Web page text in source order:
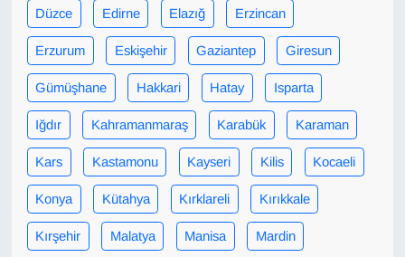
Düzce Edirne Elazığ Erzincan
Erzurum Eskişehir Gaziantep Giresun
Gümüşhane Hakkari Hatay Isparta
Iğdır Kahramanmaraş Karabük Karaman
Kars Kastamonu Kayseri Kilis Kocaeli
Konya Kütahya Kırklareli Kırıkkale
Kırşehir Malatya Manisa Mardin
İngilizce
Kadın
Kamu Alımları
Kim Kimdir?
Kültür & Sanat